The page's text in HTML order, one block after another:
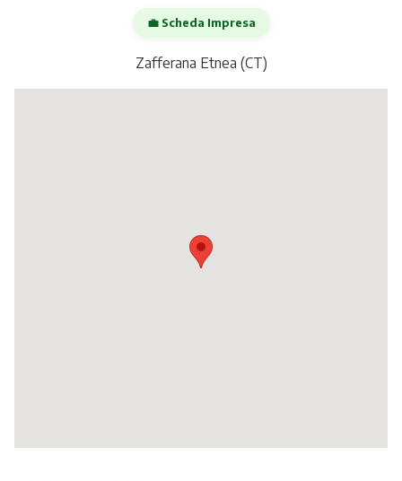
💼 Scheda Impresa
Zafferana Etnea (CT)